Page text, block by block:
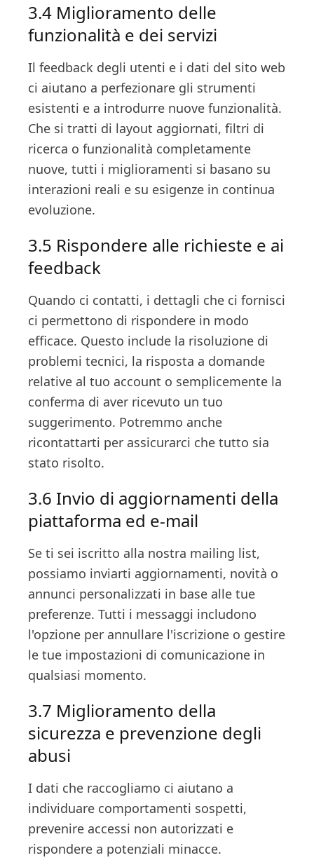
3.4 Miglioramento delle
funzionalità e dei servizi
Il feedback degli utenti e i dati del sito web
ci aiutano a perfezionare gli strumenti
esistenti e a introdurre nuove funzionalità.
Che si tratti di layout aggiornati, filtri di
ricerca o funzionalità completamente
nuove, tutti i miglioramenti si basano su
interazioni reali e su esigenze in continua
evoluzione.
3.5 Rispondere alle richieste e ai
feedback
Quando ci contatti, i dettagli che ci fornisci
ci permettono di rispondere in modo
efficace. Questo include la risoluzione di
problemi tecnici, la risposta a domande
relative al tuo account o semplicemente la
conferma di aver ricevuto un tuo
suggerimento. Potremmo anche
ricontattarti per assicurarci che tutto sia
stato risolto.
3.6 Invio di aggiornamenti della
piattaforma ed e-mail
Se ti sei iscritto alla nostra mailing list,
possiamo inviarti aggiornamenti, novità o
annunci personalizzati in base alle tue
preferenze. Tutti i messaggi includono
l'opzione per annullare l'iscrizione o gestire
le tue impostazioni di comunicazione in
qualsiasi momento.
3.7 Miglioramento della
sicurezza e prevenzione degli
abusi
I dati che raccogliamo ci aiutano a
individuare comportamenti sospetti,
prevenire accessi non autorizzati e
rispondere a potenziali minacce.